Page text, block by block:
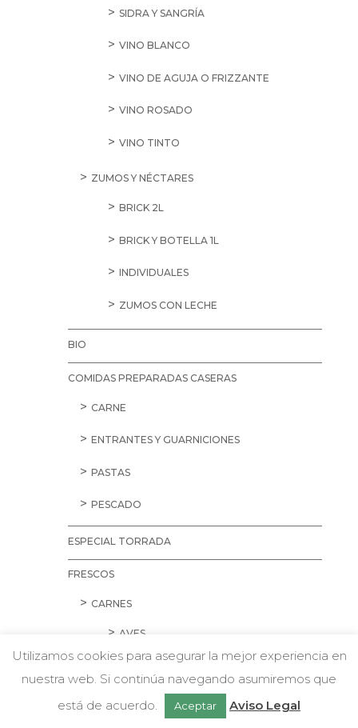
SIDRA Y SANGRÍA
VINO BLANCO
VINO DE AGUJA O FRIZZANTE
VINO ROSADO
VINO TINTO
ZUMOS Y NÉCTARES
BRICK 2L
BRICK Y BOTELLA 1L
INDIVIDUALES
ZUMOS CON LECHE
BIO
COMIDAS PREPARADAS CASERAS
CARNE
ENTRANTES Y GUARNICIONES
PASTAS
PESCADO
ESPECIAL TORRADA
FRESCOS
CARNES
AVES
CARNE PICADA
CERDO w Chatea con nosotros
Utilizamos cookies para asegurar la mejor experiencia en
nuestra web. Si continúa navegando asumiremos que
está de acuerdo.
Aceptar Aviso Legal